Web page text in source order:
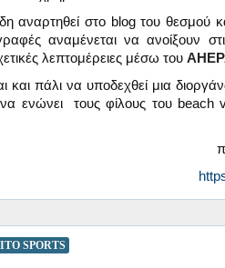
αναρτηθεί στο blog του θεσμού
αναμένεται να ανοίξουν
λεπτομέρειες μέσω του
και πάλι να υποδεχθεί μια
να ενώνει τους φίλους του
SPORTS